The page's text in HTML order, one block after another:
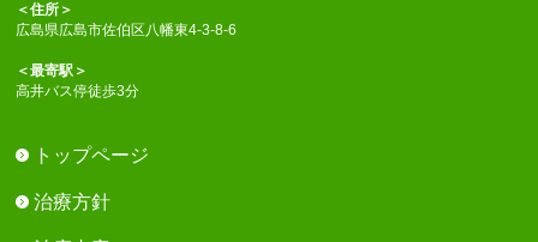
＜住所＞
広島県広島市佐伯区八幡東4-3-8-6
＜最寄駅＞
高井バス停徒歩3分
トップページ
治療方針